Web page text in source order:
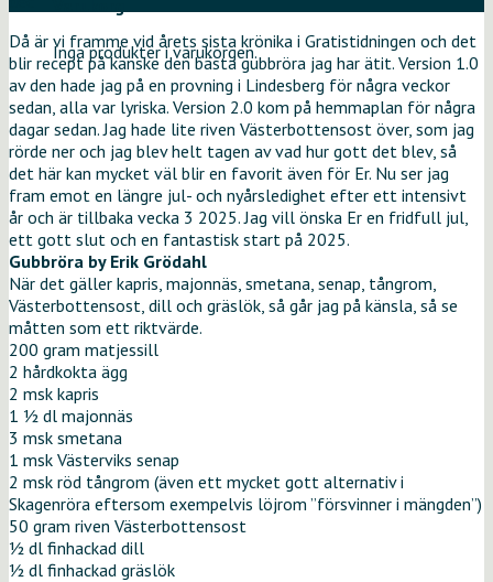
Inga produkter i varukorgen.
Då är vi framme vid årets sista krönika i Gratistidningen och det
blir recept på kanske den bästa gubbröra jag har ätit. Version 1.0
av den hade jag på en provning i Lindesberg för några veckor
sedan, alla var lyriska. Version 2.0 kom på hemmaplan för några
dagar sedan. Jag hade lite riven Västerbottensost över, som jag
rörde ner och jag blev helt tagen av vad hur gott det blev, så
det här kan mycket väl blir en favorit även för Er. Nu ser jag
fram emot en längre jul- och nyårsledighet efter ett intensivt
år och är tillbaka vecka 3 2025. Jag vill önska Er en fridfull jul,
ett gott slut och en fantastisk start på 2025.
Gubbröra by Erik Grödahl
När det gäller kapris, majonnäs, smetana, senap, tångrom,
Västerbottensost, dill och gräslök, så går jag på känsla, så se
måtten som ett riktvärde.
200 gram matjessill
2 hårdkokta ägg
2 msk kapris
1 ½ dl majonnäs
3 msk smetana
1 msk Västerviks senap
2 msk röd tångrom (även ett mycket gott alternativ i
Skagenröra eftersom exempelvis löjrom ”försvinner i mängden”)
50 gram riven Västerbottensost
½ dl finhackad dill
½ dl finhackad gräslök